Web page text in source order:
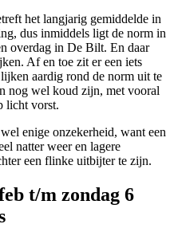
het langjarig gemiddelde in
dus inmiddels ligt de norm in
overdag in De Bilt. En daar
Af en toe zit er een iets
aardig rond de norm uit te
nog wel koud zijn, met vooral
licht vorst.
enige onzekerheid, want een
natter weer en lagere
een flinke uitbijter te zijn.
t/m zondag 6